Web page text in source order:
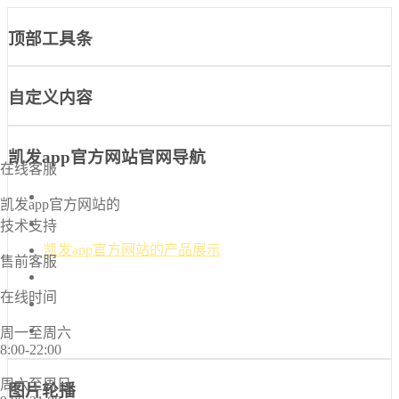
顶部工具条
自定义内容
凯发app官方网站官网导航
凯发app官方网站-凯发k8国际官网首页入口
凯发k8国际官网首页入口的介绍
凯发app官方网站的产品展示
诚信档案
联系凯发app官方网站
图片轮播
在线客服
凯发app官方网站的
技术支持
售前客服
在线时间
周一至周六
8:00-22:00
周六至周日